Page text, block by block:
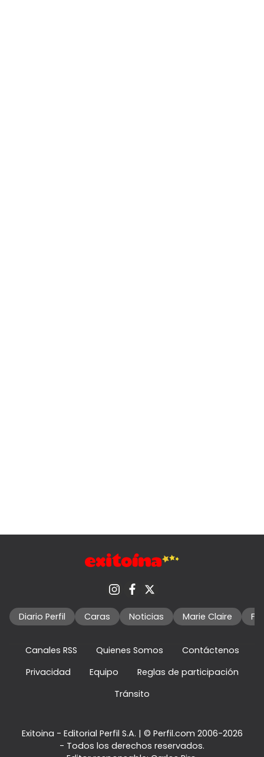
Diario Perfil Caras Noticias Marie Claire
Canales RSS Quienes Somos
Contáctenos
Privacidad
Equipo
Reglas de participación
Tránsito
Exitoina - Editorial Perfil S.A. | © Perfil.com 2006-2026
- Todos los derechos reservados.